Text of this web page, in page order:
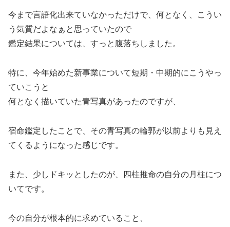
今まで言語化出来ていなかっただけで、何となく、こうい
う気質だよなぁと思っていたので
鑑定結果については、すっと腹落ちしました。
特に、今年始めた新事業について短期・中期的にこうやっ
ていこうと
何となく描いていた青写真があったのですが、
宿命鑑定したことで、その青写真の輪郭が以前よりも見え
てくるようになった感じです。
また、少しドキッとしたのが、四柱推命の自分の月柱につ
いてです。
今の自分が根本的に求めていること、